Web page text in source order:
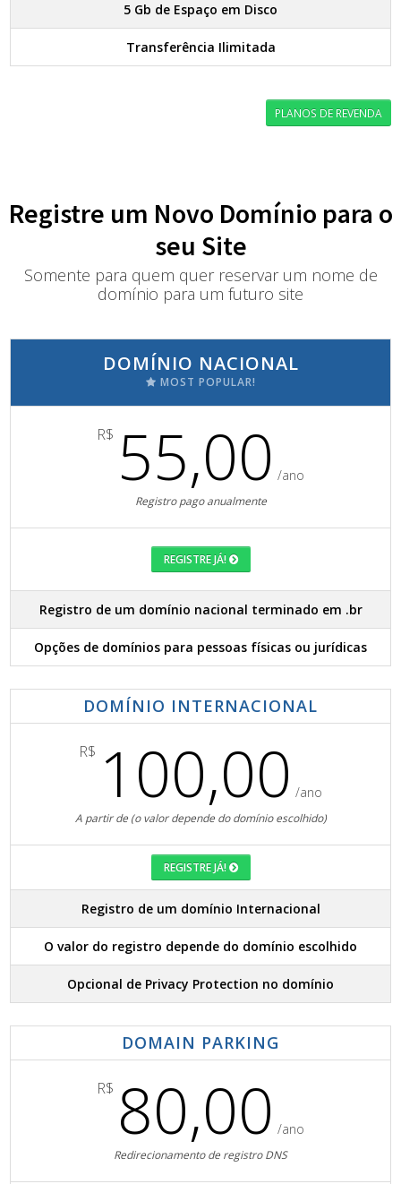
5 Gb de Espaço em Disco
Transferência Ilimitada
PLANOS DE REVENDA
Registre um Novo Domínio para o
seu Site
Somente para quem quer reservar um nome de
domínio para um futuro site
DOMÍNIO NACIONAL
MOST POPULAR!
R$ 55,00 /ano
Registro pago anualmente
REGISTRE JÁ!
Registro de um domínio nacional terminado em .br
Opções de domínios para pessoas físicas ou jurídicas
DOMÍNIO INTERNACIONAL
R$ 100,00 /ano
A partir de (o valor depende do domínio escolhido)
REGISTRE JÁ!
Registro de um domínio Internacional
O valor do registro depende do domínio escolhido
Opcional de Privacy Protection no domínio
DOMAIN PARKING
R$ 80,00 /ano
Redirecionamento de registro DNS